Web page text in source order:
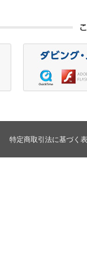
スイッチャ
編集コントローラ
コンバータ
TBC/FS
特定商取引法に基づく